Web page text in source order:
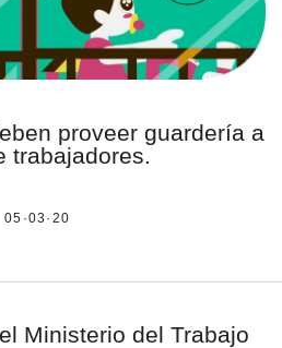
proveer guardería a
trabajadores.
05·03·20
Ministerio del Trabajo